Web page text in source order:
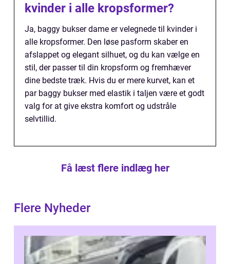
kvinder i alle kropsformer?
Ja, baggy bukser dame er velegnede til kvinder i
alle kropsformer. Den løse pasform skaber en
afslappet og elegant silhuet, og du kan vælge en
stil, der passer til din kropsform og fremhæver
dine bedste træk. Hvis du er mere kurvet, kan et
par baggy bukser med elastik i taljen være et godt
valg for at give ekstra komfort og udstråle
selvtillid.
Få læst flere indlæg her
Flere Nyheder